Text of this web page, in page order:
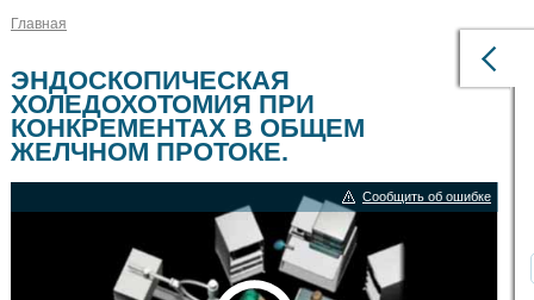
Главная
ЭНДОСКОПИЧЕСКАЯ
ХОЛЕДОХОТОМИЯ ПРИ
КОНКРЕМЕНТАХ В ОБЩЕМ
ЖЕЛЧНОМ ПРОТОКЕ.
Сообщить об ошибке